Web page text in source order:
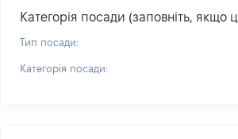
Категорія посади (заповніть, якщо
Тип посади:
Категорія посади: